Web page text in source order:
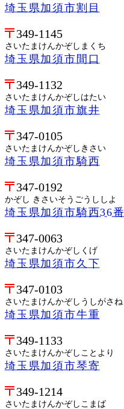
埼玉県加須市割目
349-1145
さいたまけんかぞしまくち
埼玉県加須市間口
349-1132
さいたまけんかぞしはたい
埼玉県加須市旗井
347-0105
さいたまけんかぞしきさい
埼玉県加須市騎西
347-0192
かぞし きさいそうごうししよ
埼玉県加須市騎西36
347-0063
さいたまけんかぞしくげ
埼玉県加須市久下
347-0103
さいたまけんかぞしうしがさね
埼玉県加須市牛重
349-1133
さいたまけんかぞしことより
埼玉県加須市琴寄
349-1214
さいたまけんかぞしこまば